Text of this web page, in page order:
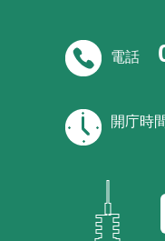
電話
開庁時